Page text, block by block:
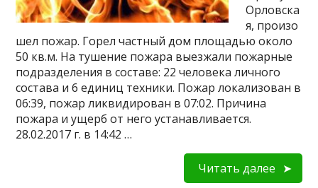
Орловска
я, произо
шел пожар. Горел частный дом площадью около
50 кв.м. На тушение пожара выезжали пожарные
подразделения в составе: 22 человека личного
состава и 6 единиц техники. Пожар локализован в
06:39, пожар ликвидирован в 07:02. Причина
пожара и ущерб от него устанавливается.
28.02.2017 г. в 14:42 …
Читать далее